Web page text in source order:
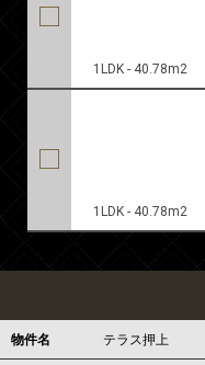
1LDK - 40.78m2
1LDK - 40.78m2
物件名 テラス押上